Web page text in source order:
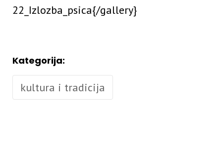
22_Izlozba_psica{/gallery}
Kategorija:
kultura i tradicija